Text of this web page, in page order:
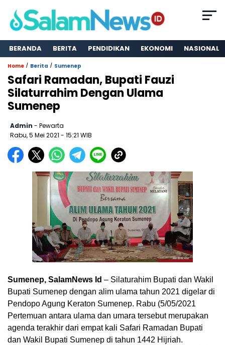
BERANDA BERITA PENDIDIKAN EKONOMI NASIONAL
Home / Berita / Sumenep
Safari Ramadan, Bupati Fauzi
Silaturrahim Dengan Ulama
Sumenep
Admin - Pewarta
Rabu, 5 Mei 2021 - 15:21 WIB
Sumenep, SalamNews Id – Silaturahim Bupati dan Wakil
Bupati Sumenep dengan alim ulama tahun 2021 digelar di
Pendopo Agung Keraton Sumenep. Rabu (5/05/2021
Pertemuan antara ulama dan umara tersebut merupakan
agenda terakhir dari empat kali Safari Ramadan Bupati
dan Wakil Bupati Sumenep di tahun 1442 Hijriah.